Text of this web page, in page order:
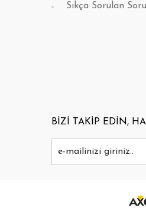
Sıkça Sorulan
BİZİ TAKİP EDİN,